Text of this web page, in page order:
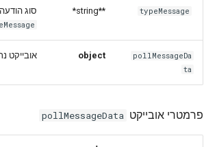
typeMessage
**string* סוג
pollMessageDa
ta
object אובייקט
פרמטרי אובייקט pollMessageData